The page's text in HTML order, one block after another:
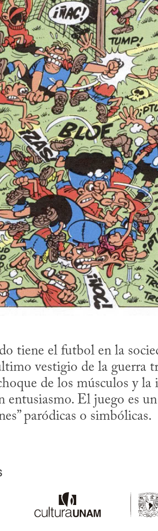
tiene el futbol en la
vestigio de la guerra
de los músculos y
entusiasmo. El juego es
paródicas o simbólicas.